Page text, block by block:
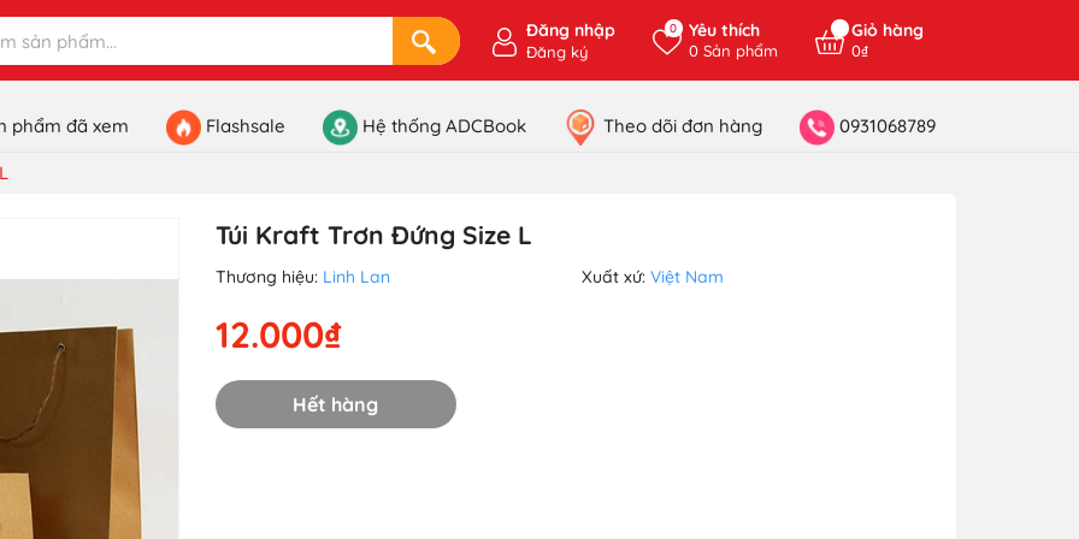
Đăng nhập
Đăng ký
0 Yêu thích
0Sản phẩm
Giỏ hàng
0₫
phẩm đã xem Flashsale Hệ thống ADCBook Theo dõi đơn hàng 0931068789
Túi Kraft Trơn Đứng Size L
Thương hiệu: Linh Lan Xuất xứ: Việt Nam
12.000₫
Hết hàng